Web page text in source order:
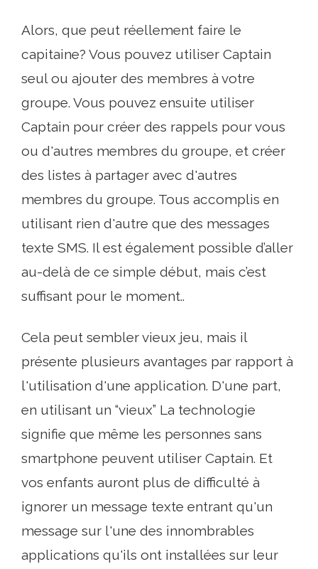
Alors, que peut réellement faire le
capitaine? Vous pouvez utiliser Captain
seul ou ajouter des membres à votre
groupe. Vous pouvez ensuite utiliser
Captain pour créer des rappels pour vous
ou d'autres membres du groupe, et créer
des listes à partager avec d'autres
membres du groupe. Tous accomplis en
utilisant rien d'autre que des messages
texte SMS. Il est également possible d’aller
au-delà de ce simple début, mais c’est
suffisant pour le moment..
Cela peut sembler vieux jeu, mais il
présente plusieurs avantages par rapport à
l'utilisation d'une application. D'une part,
en utilisant un “vieux” La technologie
signifie que même les personnes sans
smartphone peuvent utiliser Captain. Et
vos enfants auront plus de difficulté à
ignorer un message texte entrant qu'un
message sur l'une des innombrables
applications qu'ils ont installées sur leur